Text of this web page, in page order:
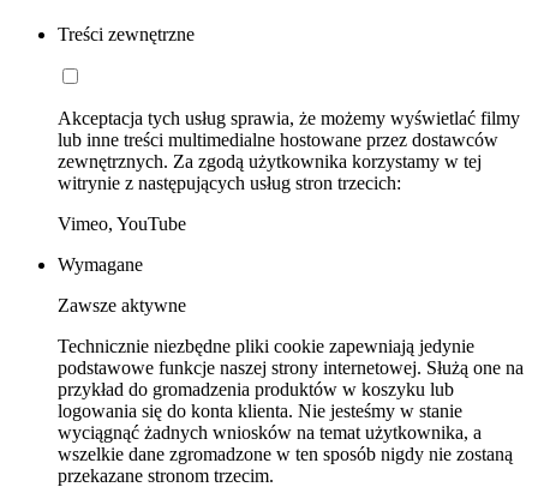
Treści zewnętrzne
Akceptacja tych usług sprawia, że możemy wyświetlać filmy
lub inne treści multimedialne hostowane przez dostawców
zewnętrznych. Za zgodą użytkownika korzystamy w tej
witrynie z następujących usług stron trzecich:
Vimeo, YouTube
Wymagane
Zawsze aktywne
Technicznie niezbędne pliki cookie zapewniają jedynie
podstawowe funkcje naszej strony internetowej. Służą one na
przykład do gromadzenia produktów w koszyku lub
logowania się do konta klienta. Nie jesteśmy w stanie
wyciągnąć żadnych wniosków na temat użytkownika, a
wszelkie dane zgromadzone w ten sposób nigdy nie zostaną
przekazane stronom trzecim.